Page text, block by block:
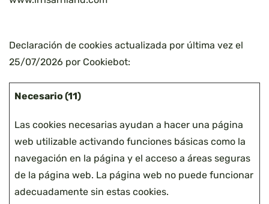
Declaración de cookies actualizada por última vez el
25/07/2026 por Cookiebot:
Necesario (11)
Las cookies necesarias ayudan a hacer una página
web utilizable activando funciones básicas como la
navegación en la página y el acceso a áreas seguras
de la página web. La página web no puede funcionar
adecuadamente sin estas cookies.